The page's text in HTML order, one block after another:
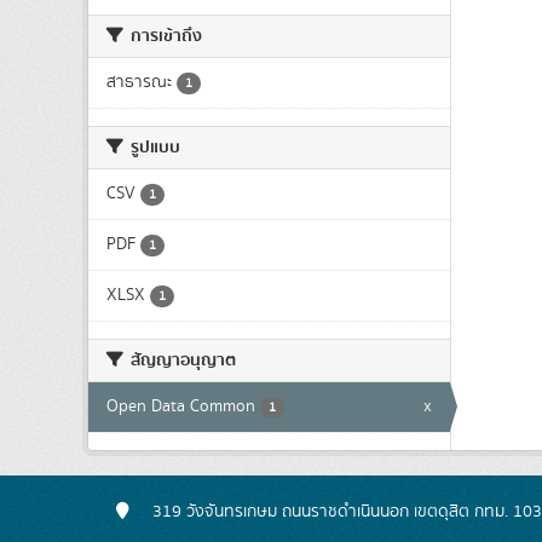
การเข้าถึง
สาธารณะ 1
รูปแบบ
CSV 1
PDF 1
XLSX 1
สัญญาอนุญาต
Open Data Common 1 x
319 วังจันทรเกษม ถนนราชดำเนินนอก เขตดุสิต กทม.